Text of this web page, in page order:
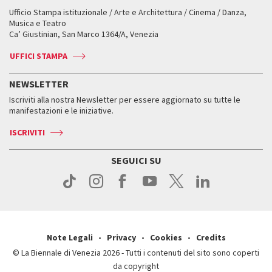
Servizi al pubblico
Come raggiungerci
Press
Orari e sedi
Accrediti
Come raggiungerci
Orari e sedi
Biglietti
Accrediti
Come raggiungerci
Contatti
Press
Servizi al pubblico
Come raggiungerci
Press
Workshop di critica teatrale
Leone d’oro alla carriera
Leone d’argento
Edizioni passate
Orari e sedi
Biglietti
Servizi al pubblico
Come raggiungerci
Contatti
Fondi e Collezioni
Biennale College ASAC
ASAC DATI
Storia
Orari e sedi
Ufficio Stampa istituzionale / Arte e Architettura / Cinema / Danza,
Musica e Teatro
Ca’ Giustinian, San Marco 1364/A, Venezia
UFFICI STAMPA
NEWSLETTER
Iscriviti alla nostra Newsletter per essere aggiornato su tutte le
manifestazioni e le iniziative.
ISCRIVITI
SEGUICI SU
Note Legali Privacy Cookies
Credits
© La Biennale di Venezia 2026 - Tutti i contenuti del sito sono coperti
da copyright